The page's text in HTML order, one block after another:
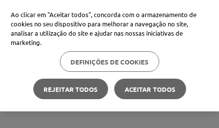
Ao clicar em "Aceitar todos", concorda com o armazenamento de
cookies no seu dispositivo para melhorar a navegação no site,
analisar a utilização do site e ajudar nas nossas iniciativas de
marketing.
DEFINIÇÕES DE COOKIES
REJEITAR TODOS ACEITAR TODOS